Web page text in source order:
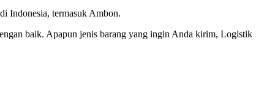
Indonesia, termasuk Ambon.
baik. Apapun jenis barang yang ingin Anda kirim, Logistik